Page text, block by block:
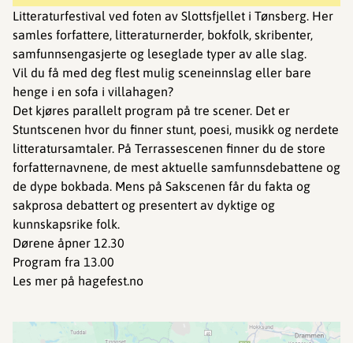
Litteraturfestival ved foten av Slottsfjellet i Tønsberg. Her
samles forfattere, litteraturnerder, bokfolk, skribenter,
samfunnsengasjerte og leseglade typer av alle slag.
Vil du få med deg flest mulig sceneinnslag eller bare
henge i en sofa i villahagen?
Det kjøres parallelt program på tre scener. Det er
Stuntscenen hvor du finner stunt, poesi, musikk og nerdete
litteratursamtaler. På Terrassescenen finner du de store
forfatternavnene, de mest aktuelle samfunnsdebattene og
de dype bokbada. Mens på Sakscenen får du fakta og
sakprosa debattert og presentert av dyktige og
kunnskapsrike folk.
Dørene åpner 12.30
Program fra 13.00
Les mer på hagefest.no